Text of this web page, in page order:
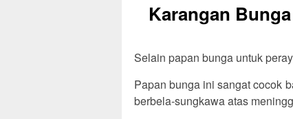
Karangan
Selain papan bunga untuk
Papan bunga ini sangat cocok
berbela-sungkawa atas